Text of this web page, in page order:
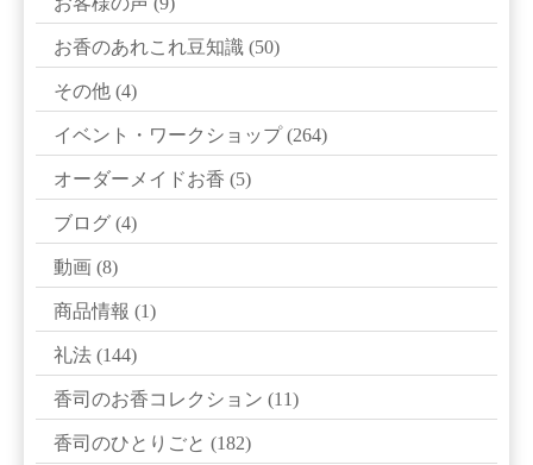
お香のあれこれ豆知識 (50)
その他 (4)
イベント・ワークショップ(264)
オーダーメイドお香 (5)
ブログ (4)
動画 (8)
商品情報 (1)
礼法 (144)
香司のお香コレクション (11)
香司のひとりごと (182)